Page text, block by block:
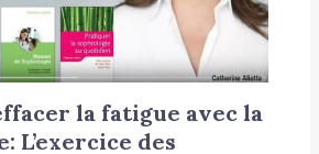
la fatigue avec la
L’exercice des